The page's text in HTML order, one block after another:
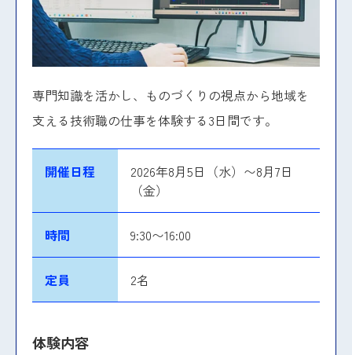
専門知識を活かし、ものづくりの視点から地域を
支える技術職の仕事を体験する3日間です。
開催日程
2026年8月5日（水）〜8月7日
（金）
時間 9:30〜16:00
定員 2名
体験内容